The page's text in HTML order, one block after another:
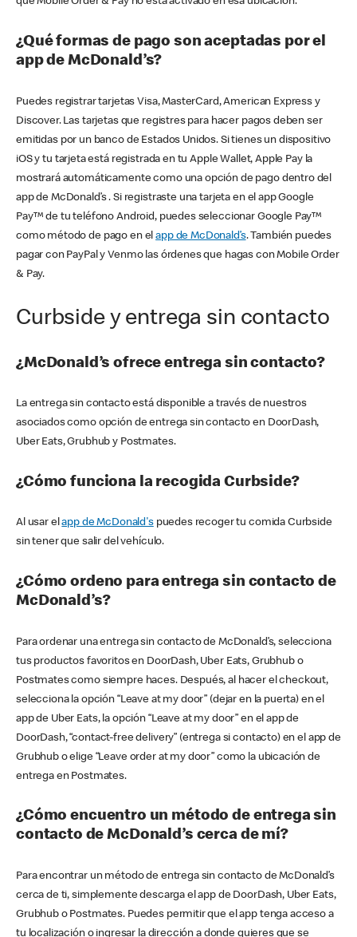
¿Qué formas de pago son aceptadas por el
app de McDonald’s?
Puedes registrar tarjetas Visa, MasterCard, American Express y
Discover. Las tarjetas que registres para hacer pagos deben ser
emitidas por un banco de Estados Unidos. Si tienes un dispositivo
iOS y tu tarjeta está registrada en tu Apple Wallet, Apple Pay la
mostrará automáticamente como una opción de pago dentro del
app de McDonald’s . Si registraste una tarjeta en el app Google
Pay™ de tu teléfono Android, puedes seleccionar Google Pay™
como método de pago en elapp de McDonald’s. También puedes
pagar con PayPal y Venmo las órdenes que hagas con Mobile Order
& Pay.
Curbside y entrega sin contacto
¿McDonald’s ofrece entrega sin contacto?
La entrega sin contacto está disponible a través de nuestros
asociados como opción de entrega sin contacto en DoorDash,
Uber Eats, Grubhub y Postmates.
¿Cómo funciona la recogida Curbside?
Al usar elapp de McDonald'spuedes recoger tu comida Curbside
sin tener que salir del vehículo.
¿Cómo ordeno para entrega sin contacto de
McDonald’s?
Para ordenar una entrega sin contacto de McDonald’s, selecciona
tus productos favoritos en DoorDash, Uber Eats, Grubhub o
Postmates como siempre haces. Después, al hacer el checkout,
selecciona la opción “Leave at my door” (dejar en la puerta) en el
app de Uber Eats, la opción “Leave at my door” en el app de
DoorDash, “contact-free delivery” (entrega si contacto) en el app de
Grubhub o elige “Leave order at my door” como la ubicación de
entrega en Postmates.
¿Cómo encuentro un método de entrega sin
contacto de McDonald’s cerca de mí?
Para encontrar un método de entrega sin contacto de McDonald’s
cerca de ti, simplemente descarga el app de DoorDash, Uber Eats,
Grubhub o Postmates. Puedes permitir que el app tenga acceso a
tu localización o ingresar la dirección a donde quieres que se